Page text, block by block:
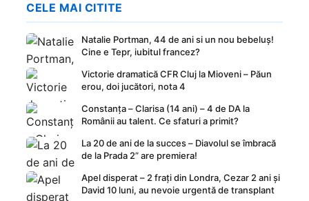
CELE MAI CITITE
Natalie Portman, 44 de ani si un nou bebeluș!
Cine e Tepr, iubitul francez?
Victorie dramatică CFR Cluj la Mioveni – Păun
erou, doi jucători, nota 4
Constanța – Clarisa (14 ani) – 4 de DA la
Românii au talent. Ce sfaturi a primit?
La 20 de ani de la succes – Diavolul se îmbracă
de la Prada 2” are premiera!
Apel disperat – 2 frați din Londra, Cezar 2 ani și
David 10 luni, au nevoie urgentă de transplant